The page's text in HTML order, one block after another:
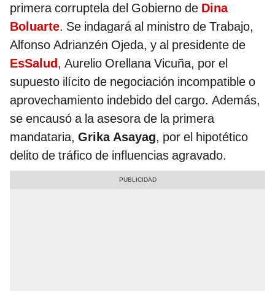
primera corruptela del Gobierno de Dina
Boluarte. Se indagará al ministro de Trabajo,
Alfonso Adrianzén Ojeda, y al presidente de
EsSalud, Aurelio Orellana Vicuña, por el
supuesto ilícito de negociación incompatible o
aprovechamiento indebido del cargo. Además,
se encausó a la asesora de la primera
mandataria, Grika Asayag, por el hipotético
delito de tráfico de influencias agravado.